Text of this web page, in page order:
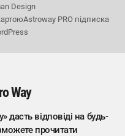
Design
Astroway PRO підписка
Way
дасть відповіді на будь-
прочитати